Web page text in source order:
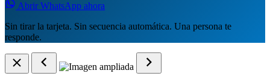
Abrir WhatsApp ahora
Sin tirar la tarjeta. Sin secuencia automática. Una persona te
responde.